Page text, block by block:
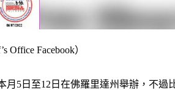
Facebook）
月5日至12日在佛羅里達州舉辦，不